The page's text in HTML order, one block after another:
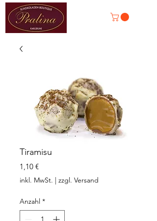
Tiramisu
1,10 €Preis
inkl. MwSt. | zzgl. Versand
Anzahl *